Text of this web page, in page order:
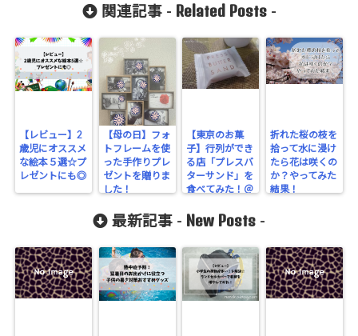
関連記事 - Related Posts-
【レビュー】2
歳児にオススメ
な絵本５選☆プ
レゼントにも◎
【母の日】フォ
トフレームを使
った手作りプレ
ゼントを贈りま
した！
【東京のお菓
子】行列ができ
る店「プレスバ
ターサンド」を
食べてみた！＠
折れた桜の枝を
拾って水に浸け
たら花は咲くの
か？やってみた
結果！
最新記事 - New Posts -